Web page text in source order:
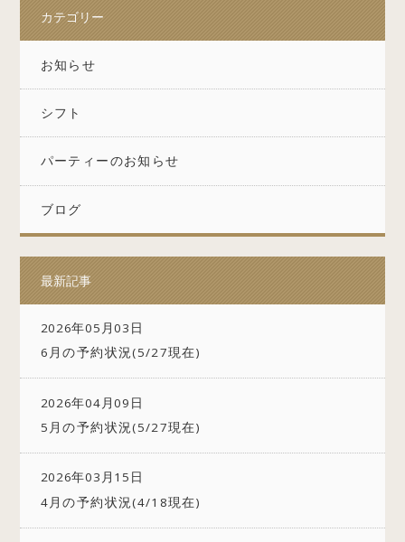
カテゴリー
お知らせ
シフト
パーティーのお知らせ
ブログ
最新記事
2026年05月03日
6月の予約状況(5/27現在)
2026年04月09日
5月の予約状況(5/27現在)
2026年03月15日
4月の予約状況(4/18現在)